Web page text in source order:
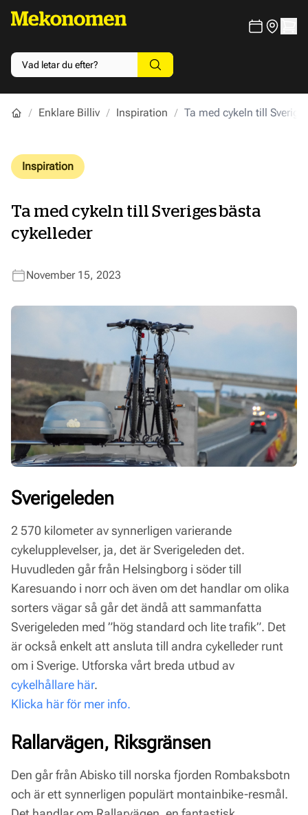
Enklare Billiv Inspiration Ta med cykeln till
Inspiration
Ta med cykeln till Sveriges bästa
cykelleder
November 15, 2023
Sverigeleden
2 570 kilometer av synnerligen varierande
cykelupplevelser, ja, det är Sverigeleden det.
Huvudleden går från Helsingborg i söder till
Karesuando i norr och även om det handlar om olika
sorters vägar så går det ändå att sammanfatta
Sverigeleden med ”hög standard och lite trafik”. Det
är också enkelt att ansluta till andra cykelleder runt
om i Sverige. Utforska vårt breda utbud av
cykelhållare här.
Klicka här för mer info.
Rallarvägen, Riksgränsen
Den går från Abisko till norska fjorden Rombaksbotn
och är ett synnerligen populärt montainbike-resmål.